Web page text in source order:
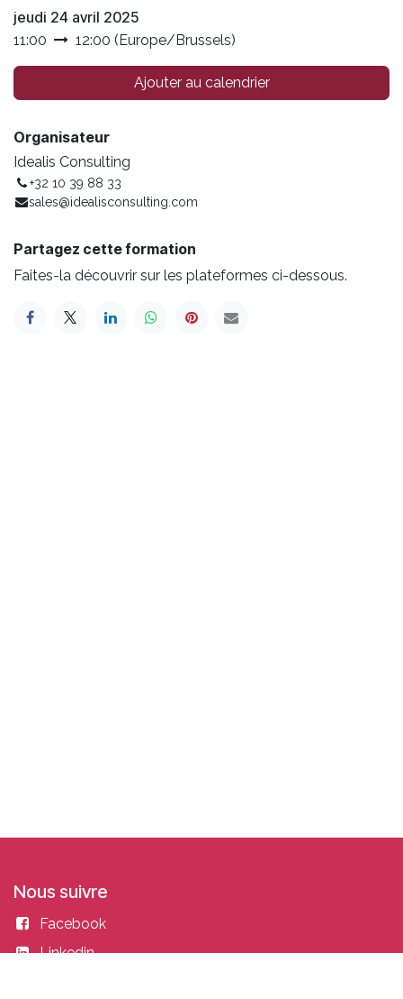
jeudi 24 avril 2025
11:00 12:00 (Europe/Brussels)
Ajouter au calendrier
Organisateur
Idealis Consulting
+32 10 39 88 33
sales@idealisconsulting.com
Partagez cette formation
Faites-la découvrir sur les plateformes ci-dessous.
Nous suivre
Facebook
Linkedin